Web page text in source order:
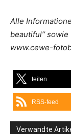
Alle
beautiful“ sowie
www.cewe-
teilen
RSS-feed
Verwandte